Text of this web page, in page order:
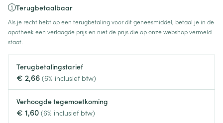
Terugbetaalbaar
Als je recht hebt op een terugbetaling voor dit geneesmiddel, betaal je in de
apotheek een verlaagde prijs en niet de prijs die op onze webshop vermeld
staat.
Terugbetalingstarief
€ 2,66 (6% inclusief btw)
Verhoogde tegemoetkoming
€ 1,60 (6% inclusief btw)